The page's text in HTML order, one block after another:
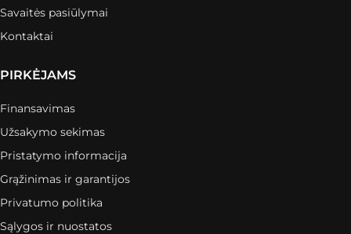
Savaitės pasiūlymai
Kontaktai
PIRKĖJAMS
Finansavimas
Užsakymo sekimas
Pristatymo informacija
Grąžinimas ir garantijos
Privatumo politika
Sąlygos ir nuostatos